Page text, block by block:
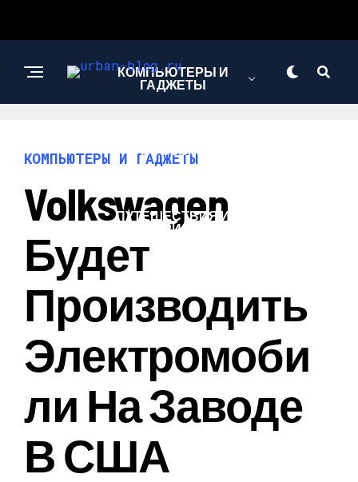
КОМПЬЮТЕРЫ И
ГАДЖЕТЫ
НОВОСТИ
ПУТЕШЕСТВИЯ И
ТУРИЗМ
КОМПЬЮТЕРЫ И ГАДЖЕТЫ
Volkswagen
Будет
Производить
Электромоби
Ли На Заводе
В США